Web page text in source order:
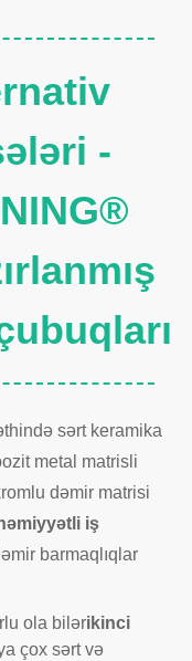
-
sərt keramika
metal matrisli
dəmir matrisi
iş
barmaqlıqlar
ola bilərikinci
çox sərt və